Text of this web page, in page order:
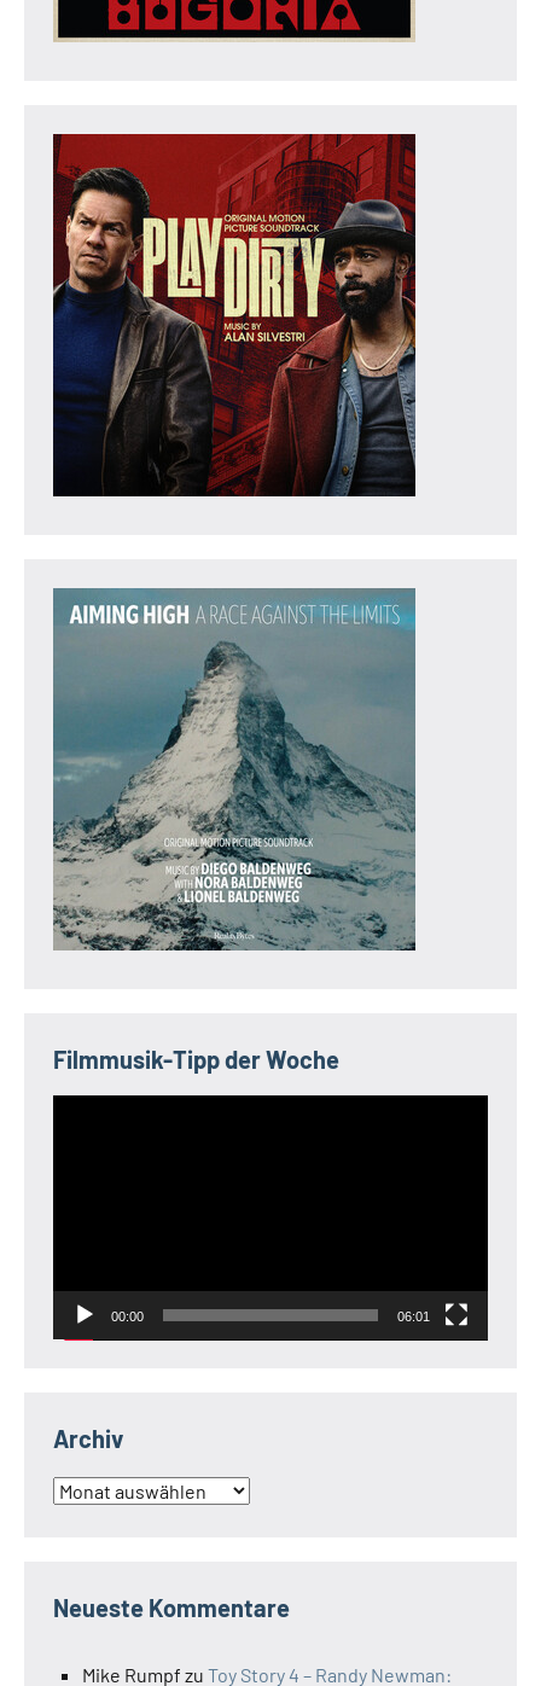
Filmmusik-Tipp der Woche
00:00 06:01
Archiv
Archiv
Neueste Kommentare
Mike Rumpf zu Toy Story 4 – Randy Newman: